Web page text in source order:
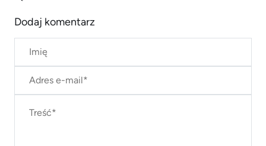
Dodaj komentarz